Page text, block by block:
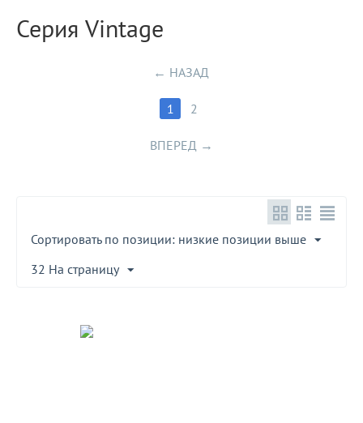
Серия Vintage
НАЗАД
1 2
ВПЕРЕД
Сортировать по позиции: низкие позиции выше
32 На страницу